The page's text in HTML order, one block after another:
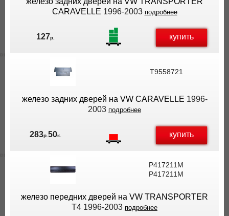
CARAVELLE 1996-2003 подробнее
127р. купить
T9558721
железо задних дверей на VW CARAVELLE 1996-
2003 подробнее
283р. 50к. купить
P417211M
P417211M
железо передних дверей на VW TRANSPORTER
T4 1996-2003 подробнее